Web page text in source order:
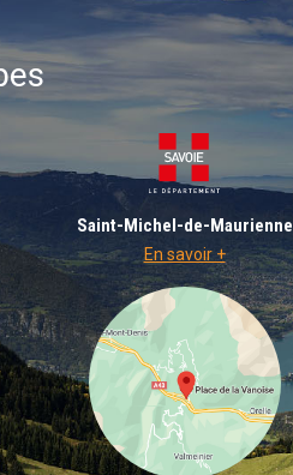
Saint-Michel-de-Maurienne
En savoir +